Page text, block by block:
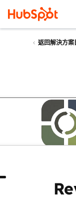
返回解決方案